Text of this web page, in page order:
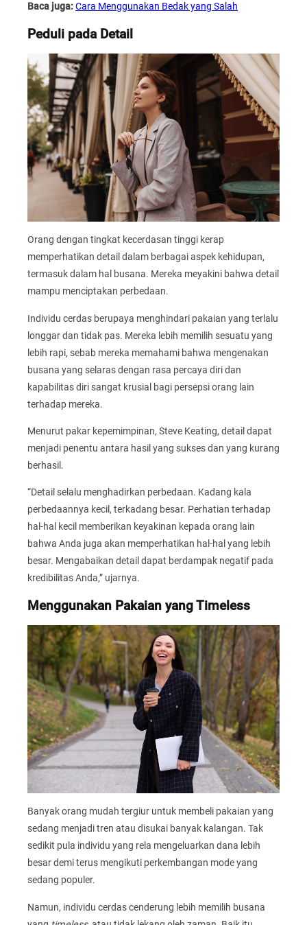
Baca juga:Cara Menggunakan Bedak yang Salah
Peduli pada Detail
Orang dengan tingkat kecerdasan tinggi kerap
memperhatikan detail dalam berbagai aspek kehidupan,
termasuk dalam hal busana. Mereka meyakini bahwa detail
mampu menciptakan perbedaan.
Individu cerdas berupaya menghindari pakaian yang terlalu
longgar dan tidak pas. Mereka lebih memilih sesuatu yang
lebih rapi, sebab mereka memahami bahwa mengenakan
busana yang selaras dengan rasa percaya diri dan
kapabilitas diri sangat krusial bagi persepsi orang lain
terhadap mereka.
Menurut pakar kepemimpinan, Steve Keating, detail dapat
menjadi penentu antara hasil yang sukses dan yang kurang
berhasil.
“Detail selalu menghadirkan perbedaan. Kadang kala
perbedaannya kecil, terkadang besar. Perhatian terhadap
hal-hal kecil memberikan keyakinan kepada orang lain
bahwa Anda juga akan memperhatikan hal-hal yang lebih
besar. Mengabaikan detail dapat berdampak negatif pada
kredibilitas Anda,” ujarnya.
Menggunakan Pakaian yang Timeless
Banyak orang mudah tergiur untuk membeli pakaian yang
sedang menjadi tren atau disukai banyak kalangan. Tak
sedikit pula individu yang rela mengeluarkan dana lebih
besar demi terus mengikuti perkembangan mode yang
sedang populer.
Namun, individu cerdas cenderung lebih memilih busana